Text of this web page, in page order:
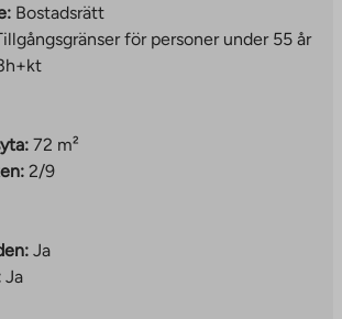
Bostadsrätt
för personer under 55 år
72 m²
2/9
Ja
Ja